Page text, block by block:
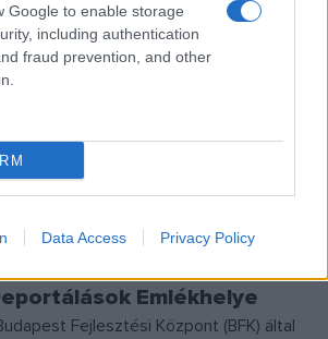
Google to enable storage
including authentication
fraud prevention, and other
Data Access Privacy Policy
hatszáz lovas áll
után ismét megrendezik júliusban a
Emlékhelye
Fejlesztési Központ (BFK) által